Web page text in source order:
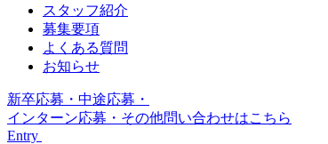
スタッフ紹介
募集要項
よくある質問
お知らせ
新卒応募・中途応募・
インターン応募・その他問い合わせはこちら
Entry